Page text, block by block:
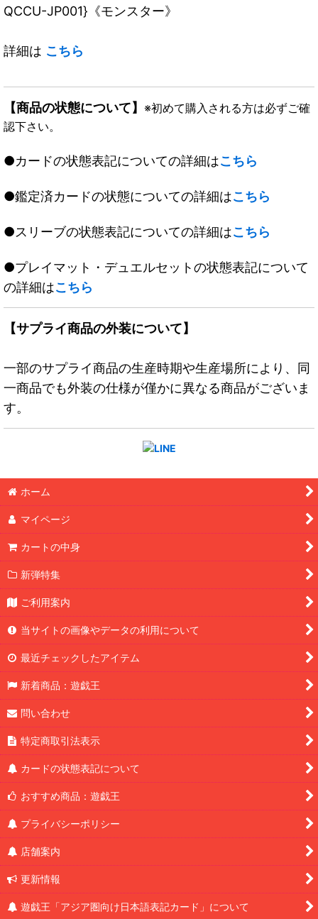
QCCU-JP001}《モンスター》
詳細は こちら
【商品の状態について】 ※初めて購入される方は必ずご確
認下さい。
●カードの状態表記についての詳細はこちら
●鑑定済カードの状態についての詳細はこちら
●スリーブの状態表記についての詳細はこちら
●プレイマット・デュエルセットの状態表記について
の詳細はこちら
【サプライ商品の外装について】
一部のサプライ商品の生産時期や生産場所により、同
一商品でも外装の仕様が僅かに異なる商品がございま
す。
ホーム
マイページ
カートの中身
新弾特集
ご利用案内
当サイトの画像やデータの利用について
最近チェックしたアイテム
新着商品：遊戯王
問い合わせ
特定商取引法表示
カードの状態表記について
おすすめ商品：遊戯王
プライバシーポリシー
店舗案内
更新情報
遊戯王「アジア圏向け日本語表記カード」について